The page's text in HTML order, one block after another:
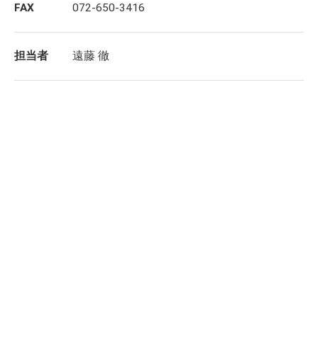
FAX 072-650-3416
担当者 遠藤 徹